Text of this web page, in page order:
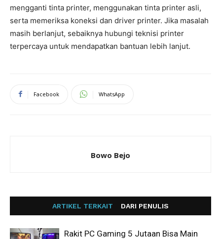
mengganti tinta printer, menggunakan tinta printer asli,
serta memeriksa koneksi dan driver printer. Jika masalah
masih berlanjut, sebaiknya hubungi teknisi printer
terpercaya untuk mendapatkan bantuan lebih lanjut.
Facebook WhatsApp
Bowo Bejo
ARTIKEL TERKAIT DARI PENULIS
Rakit PC Gaming 5 Jutaan Bisa Main